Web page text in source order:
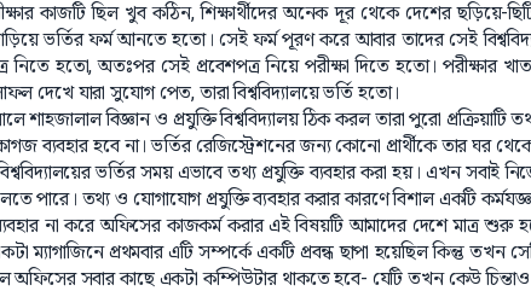
কাজটি ছিল খুব কঠিন, শিক্ষার্থীদের অনেক দূর থেকে দেশের ছড়িয়ে-
ভর্তির ফর্ম আনতে হতো। সেই ফর্ম পূরণ করে আবার তাদের সেই
নিতে হতো, অতঃপর সেই প্রবেশপত্র নিয়ে পরীক্ষা দিতে হতো। পরীক্ষার
দেখে যারা সুযোগ পেত, তারা বিশ্ববিদ্যালয়ে ভর্তি হতো।
শাহজালাল বিজ্ঞান ও প্রযুক্তি বিশ্ববিদ্যালয় ঠিক করল তারা পুরো প্রক্রিয়াটি
ব্যবহার হবে না। ভর্তির রেজিস্ট্রেশনের জন্য কোনো প্রার্থীকে তার ঘর
ভর্তির সময় এভাবে তথ্য প্রযুক্তি ব্যবহার করা হয়। এখন সবাই
পারে। তথ্য ও যোগাযোগ প্রযুক্তি ব্যবহার করার কারণে বিশাল একটি
না করে অফিসের কাজকর্ম করার এই বিষয়টি আমাদের দেশে মাত্র
ম্যাগাজিনে প্রথমবার এটি সম্পর্কে একটি প্রবন্ধ ছাপা হয়েছিল কিন্তু তখন
অফিসের সবার কাছে একটা কম্পিউটার থাকতে হবে- যেটি তখন কেউ